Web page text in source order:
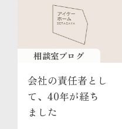
相談室ブログ
会社の責任者とし
て、40年が経ち
ました